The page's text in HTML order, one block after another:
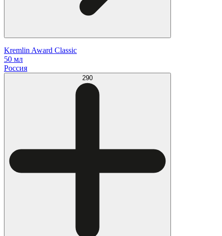
Kremlin Award Classic
50 мл
Россия
290